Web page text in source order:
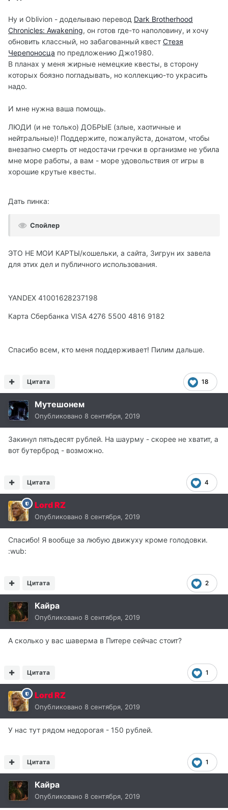
Ну и Oblivion - доделываю перевод Dark Brotherhood
Chronicles: Awakening, он готов где-то наполовину, и хочу
обновить классный, но забагованный квест Стезя
Черепоносца по предложению Джо1980.
В планах у меня жирные немецкие квесты, в сторону
которых боязно погладывать, но коллекцию-то украсить
надо.
И мне нужна ваша помощь.
ЛЮДИ (и не только) ДОБРЫЕ (злые, хаотичные и
нейтральные)! Поддержите, пожалуйста, донатом, чтобы
внезапно смерть от недостачи гречки в организме не убила
мне море работы, а вам - море удовольствия от игры в
хорошие крутые квесты.
Дать пинка:
Спойлер
ЭТО НЕ МОИ КАРТЫ/кошельки, а сайта, Зигрун их завела
для этих дел и публичного использования.
YANDEX 41001628237198
Карта Сбербанка VISA 4276 5500 4816 9182
Спасибо всем, кто меня поддерживает! Пилим дальше.
18
Цитата
Мутешонем
Опубликовано 8 сентября, 2019
Закинул пятьдесят рублей. На шаурму - скорее не хватит, а
вот бутерброд - возможно.
4
Цитата
Lord RZ
Опубликовано 8 сентября, 2019
Спасибо! Я вообще за любую движуху кроме голодовки.
:wub:
2
Цитата
Кайра
Опубликовано 8 сентября, 2019
А сколько у вас шаверма в Питере сейчас стоит?
1
Цитата
Lord RZ
Опубликовано 8 сентября, 2019
У нас тут рядом недорогая - 150 рублей.
1
Цитата
Кайра
Опубликовано 8 сентября, 2019